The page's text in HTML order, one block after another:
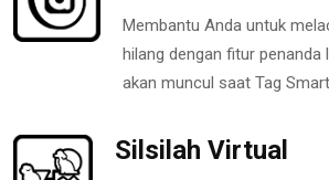
Membantu Anda untuk
hilang dengan fitur penanda
akan muncul saat Tag
Silsilah Virtual